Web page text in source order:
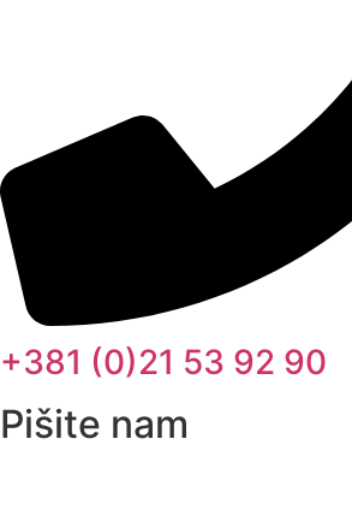
+381 (0)21 53 92 90
Pišite nam